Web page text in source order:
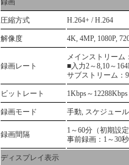
録画
圧縮方式 H.264+ / H.264
解像度 4K, 4MP, 1080P,
録画レート
メインストリーム
■入力2～8,10～
サブストリーム：
ビットレート 1Kbps～
録画モード 手動, スケジュー
録画間隔
1～60分（初期設
事前録画：1～30
ディスプレイ表示